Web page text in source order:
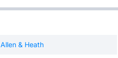
Allen & Heath